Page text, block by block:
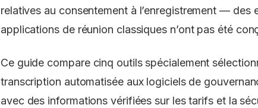
relatives au consentement à l’enregistrement — des
applications de réunion classiques n’ont pas été
Ce guide compare cinq outils spécialement
transcription automatisée aux logiciels de
avec des informations vérifiées sur les tarifs et la